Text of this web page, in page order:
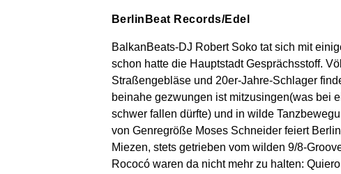
BerlinBeat Records/Edel
BalkanBeats-DJ Robert Soko tat sich mit
schon hatte die Hauptstadt Gesprächsstoff.
Straßengebläse und 20er-Jahre-Schlager
beinahe gezwungen ist mitzusingen(was bei
schwer fallen dürfte) und in wilde
von Genregröße Moses Schneider feiert
Miezen, stets getrieben vom wilden 9/8-
Rococó waren da nicht mehr zu halten: